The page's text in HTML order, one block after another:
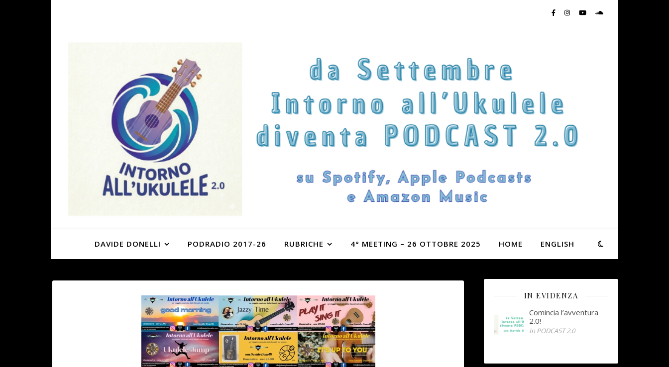
DAVIDE DONELLI PODRADIO 2017-26 RUBRICHE 4° MEETING – 26 OTTOBRE 2025 HOME ENGLISH
IN EVIDENZA
Comincia l’avventura
2.0!
In PODCAST 2.0